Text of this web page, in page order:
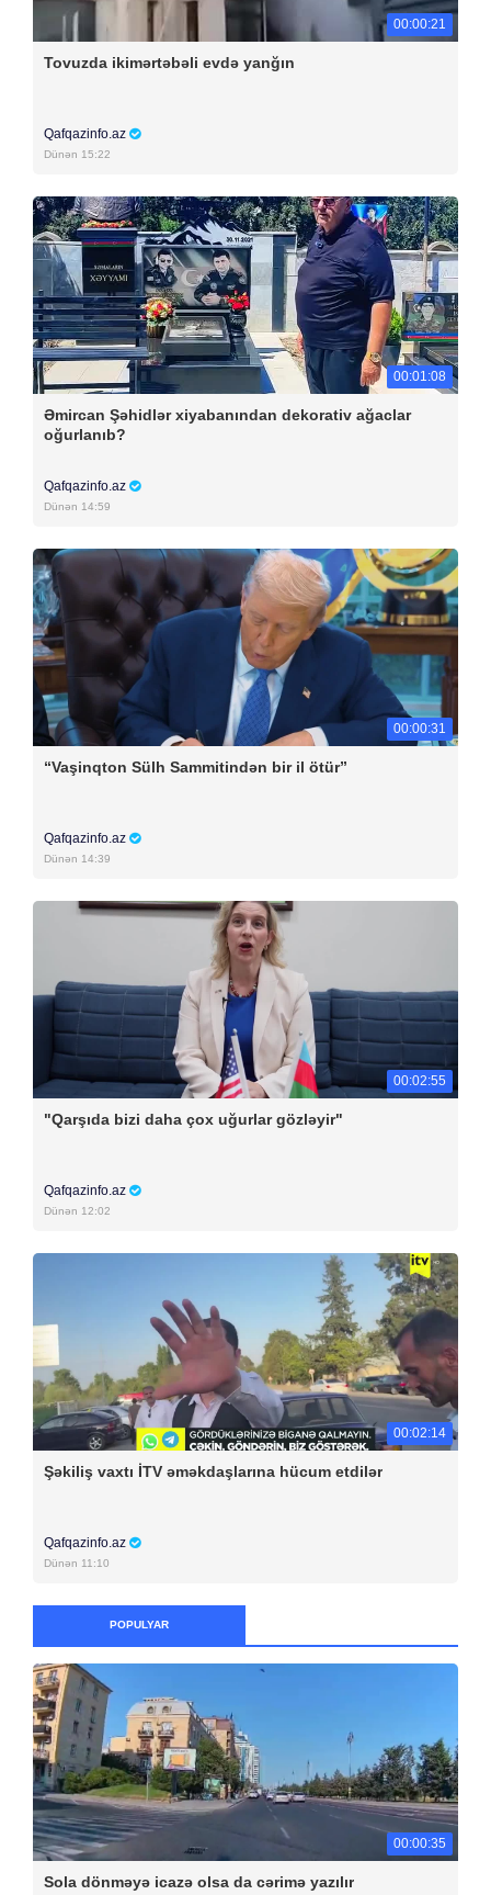
00:00:21
Tovuzda ikimərtəbəli evdə yanğın
Qafqazinfo.az
Dünən 15:22
00:01:08
Əmircan Şəhidlər xiyabanından dekorativ ağaclar
oğurlanıb?
Qafqazinfo.az
Dünən 14:59
00:00:31
“Vaşinqton Sülh Sammitindən bir il ötür”
Qafqazinfo.az
Dünən 14:39
00:02:55
"Qarşıda bizi daha çox uğurlar gözləyir"
Qafqazinfo.az
Dünən 12:02
00:02:14
Şəkiliş vaxtı İTV əməkdaşlarına hücum etdilər
Qafqazinfo.az
Dünən 11:10
POPULYAR
00:00:35
Sola dönməyə icazə olsa da cərimə yazılır